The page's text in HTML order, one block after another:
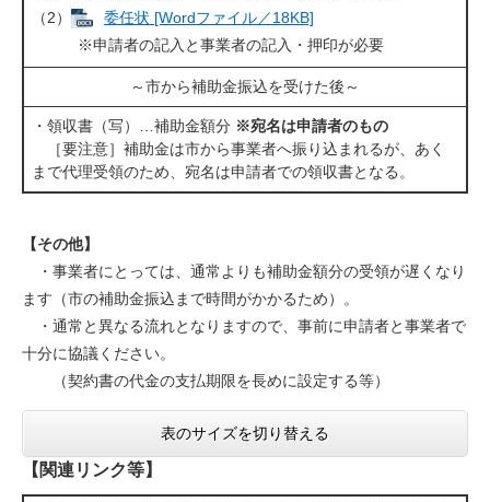
（2）
委任状 [Wordファイル／18KB]
​ ※申請者の記入と事業者の記入・押印が必要​
～市から補助金振込を受けた後～
・領収書（写）…補助金額分 ※宛名は申請者のもの
［要注意］補助金は市から事業者へ振り込まれるが、あく
まで代理受領のため、宛名は申請者での領収書となる。
【その他】
・事業者にとっては、通常よりも補助金額分の受領が遅くなり
ます（市の補助金振込まで時間がかかるため）。
・通常と異なる流れとなりますので、事前に申請者と事業者で
十分に協議ください。
（契約書の代金の支払期限を長めに設定する等）
表のサイズを切り替える
【関連リンク等】